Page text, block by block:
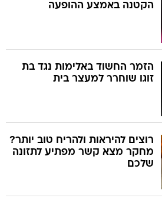
הקטנה באמצע ההופעה
הזמר החשוד באלימות נגד בת
זוגו שוחרר למעצר בית
רוצים להיראות ולהריח טוב יותר?
מחקר מצא קשר מפתיע לתזונה
שלכם